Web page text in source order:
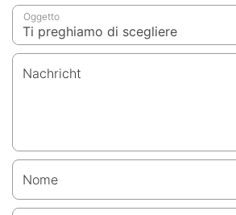
Oggetto
Nachricht
Nome